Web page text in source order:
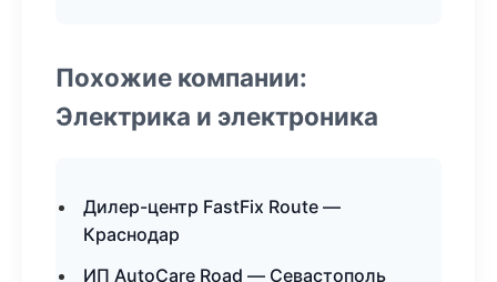
Похожие компании:
Электрика и электроника
Дилер-центр FastFix Route —
Краснодар
ИП AutoCare Road — Севастополь